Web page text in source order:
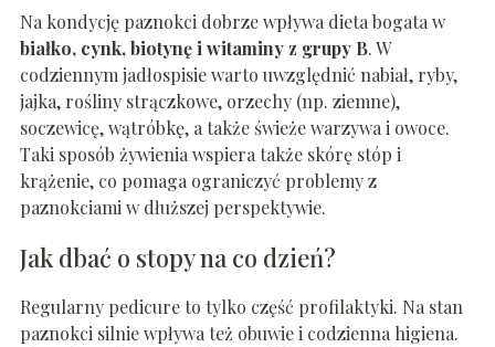
Na kondycję paznokci dobrze wpływa dieta bogata w
białko, cynk, biotynę i witaminy z grupy B. W
codziennym jadłospisie warto uwzględnić nabiał, ryby,
jajka, rośliny strączkowe, orzechy (np. ziemne),
soczewicę, wątróbkę, a także świeże warzywa i owoce.
Taki sposób żywienia wspiera także skórę stóp i
krążenie, co pomaga ograniczyć problemy z
paznokciami w dłuższej perspektywie.
Jak dbać o stopy na co dzień?
Regularny pedicure to tylko część profilaktyki. Na stan
paznokci silnie wpływa też obuwie i codzienna higiena.